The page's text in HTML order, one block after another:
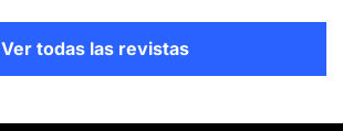
Ver todas las revistas